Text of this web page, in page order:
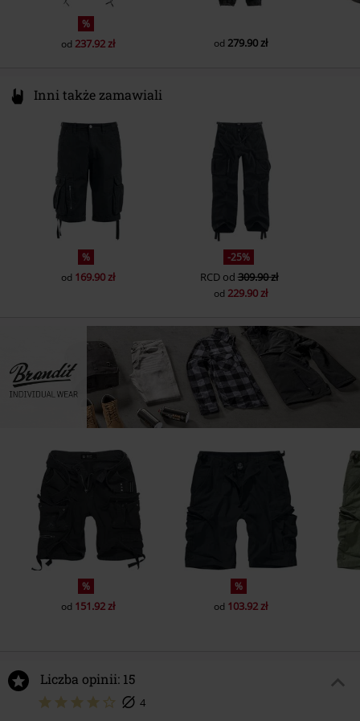
%
od 237.92 zł od 279.90 zł
Inni także zamawiali
%
od 169.90 zł
-25%
RCD od309.90 zł
od 229.90 zł
%
od 151.92 zł
%
od 103.92 zł
Liczba opinii: 15
4